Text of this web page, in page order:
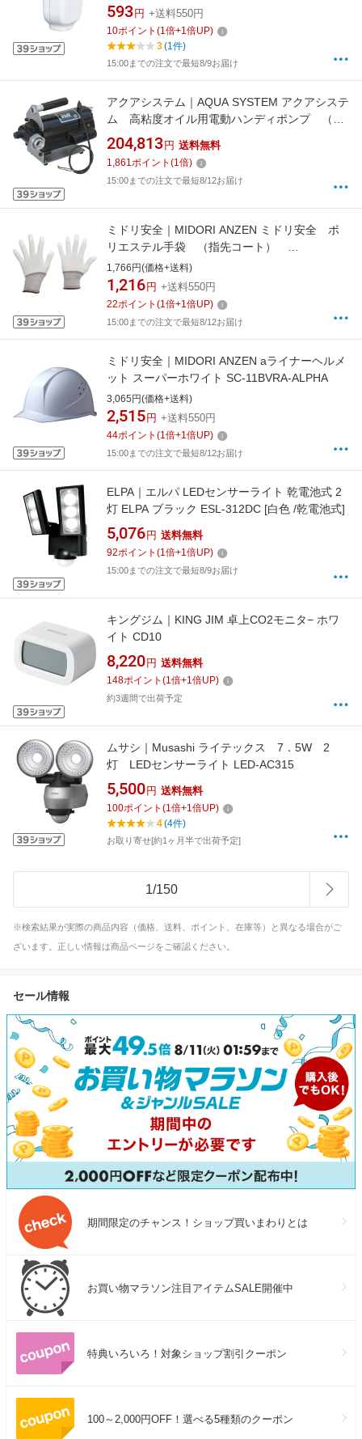
593 円 +送料550円
10ポイント (1倍+1倍UP)
3(1件)
15:00までの注文で最短8/9お届け
アクアシステム｜AQUA SYSTEM アクアシステ
ム 高粘度オイル用電動ハンディポンプ （単
相200V） 油
204,813 円 送料無料
1,861ポイント (1倍)
15:00までの注文で最短8/12お届け
ミドリ安全｜MIDORI ANZEN ミドリ安全 ポ
リエステル手袋 （指先コート）
SPU−131N SS 10双入 SPU-131N-SS
1,766円(価格+送料)
1,216 円 +送料550円
22ポイント (1倍+1倍UP)
15:00までの注文で最短8/12お届け
ミドリ安全｜MIDORI ANZEN aライナーヘルメ
ット スーパーホワイト SC-11BVRA-ALPHA
3,065円(価格+送料)
2,515 円 +送料550円
44ポイント (1倍+1倍UP)
15:00までの注文で最短8/12お届け
ELPA｜エルパ LEDセンサーライト 乾電池式 2
灯 ELPA ブラック ESL-312DC [白色 /乾電池式]
5,076 円 送料無料
92ポイント (1倍+1倍UP)
15:00までの注文で最短8/9お届け
キングジム｜KING JIM 卓上CO2モニタ− ホワ
イト CD10
8,220 円 送料無料
148ポイント (1倍+1倍UP)
約3週間で出荷予定
ムサシ｜Musashi ライテックス 7．5W 2
灯 LEDセンサーライト LED-AC315
5,500 円 送料無料
100ポイント (1倍+1倍UP)
4(4件)
お取り寄せ[約1ヶ月半で出荷予定]
1/150
※検索結果が実際の商品内容（価格、送料、ポイント、在庫等）と異なる場合がご
ざいます。正しい情報は商品ページをご確認ください。
セール情報
期間限定のチャンス！ショップ買いまわりとは
お買い物マラソン注目アイテムSALE開催中
特典いろいろ！対象ショップ割引クーポン
100～2,000円OFF！選べる5種類のクーポン